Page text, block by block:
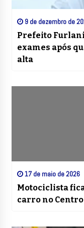
9 de dezembro de
Prefeito
exames após
alta
17 de maio de 2026
Motociclista
carro no